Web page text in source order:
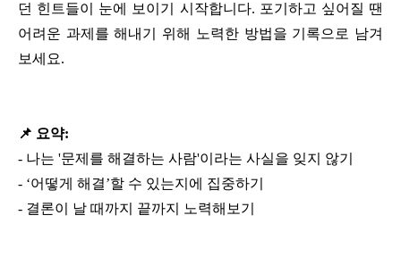
던 힌트들이 눈에 보이기 시작합니다. 포기하고 싶어질 땐
어려운 과제를 해내기 위해 노력한 방법을 기록으로 남겨
보세요.
📌 요약:
- 나는 '문제를 해결하는 사람'이라는 사실을 잊지 않기
- ‘어떻게 해결’할 수 있는지에 집중하기
- 결론이 날 때까지 끝까지 노력해보기